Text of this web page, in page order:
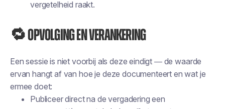
vergetelheid raakt.
🔁 Opvolging en verankering
Een sessie is niet voorbij als deze eindigt — de waarde
ervan hangt af van hoe je deze documenteert en wat je
ermee doet:
Publiceer direct na de vergadering een